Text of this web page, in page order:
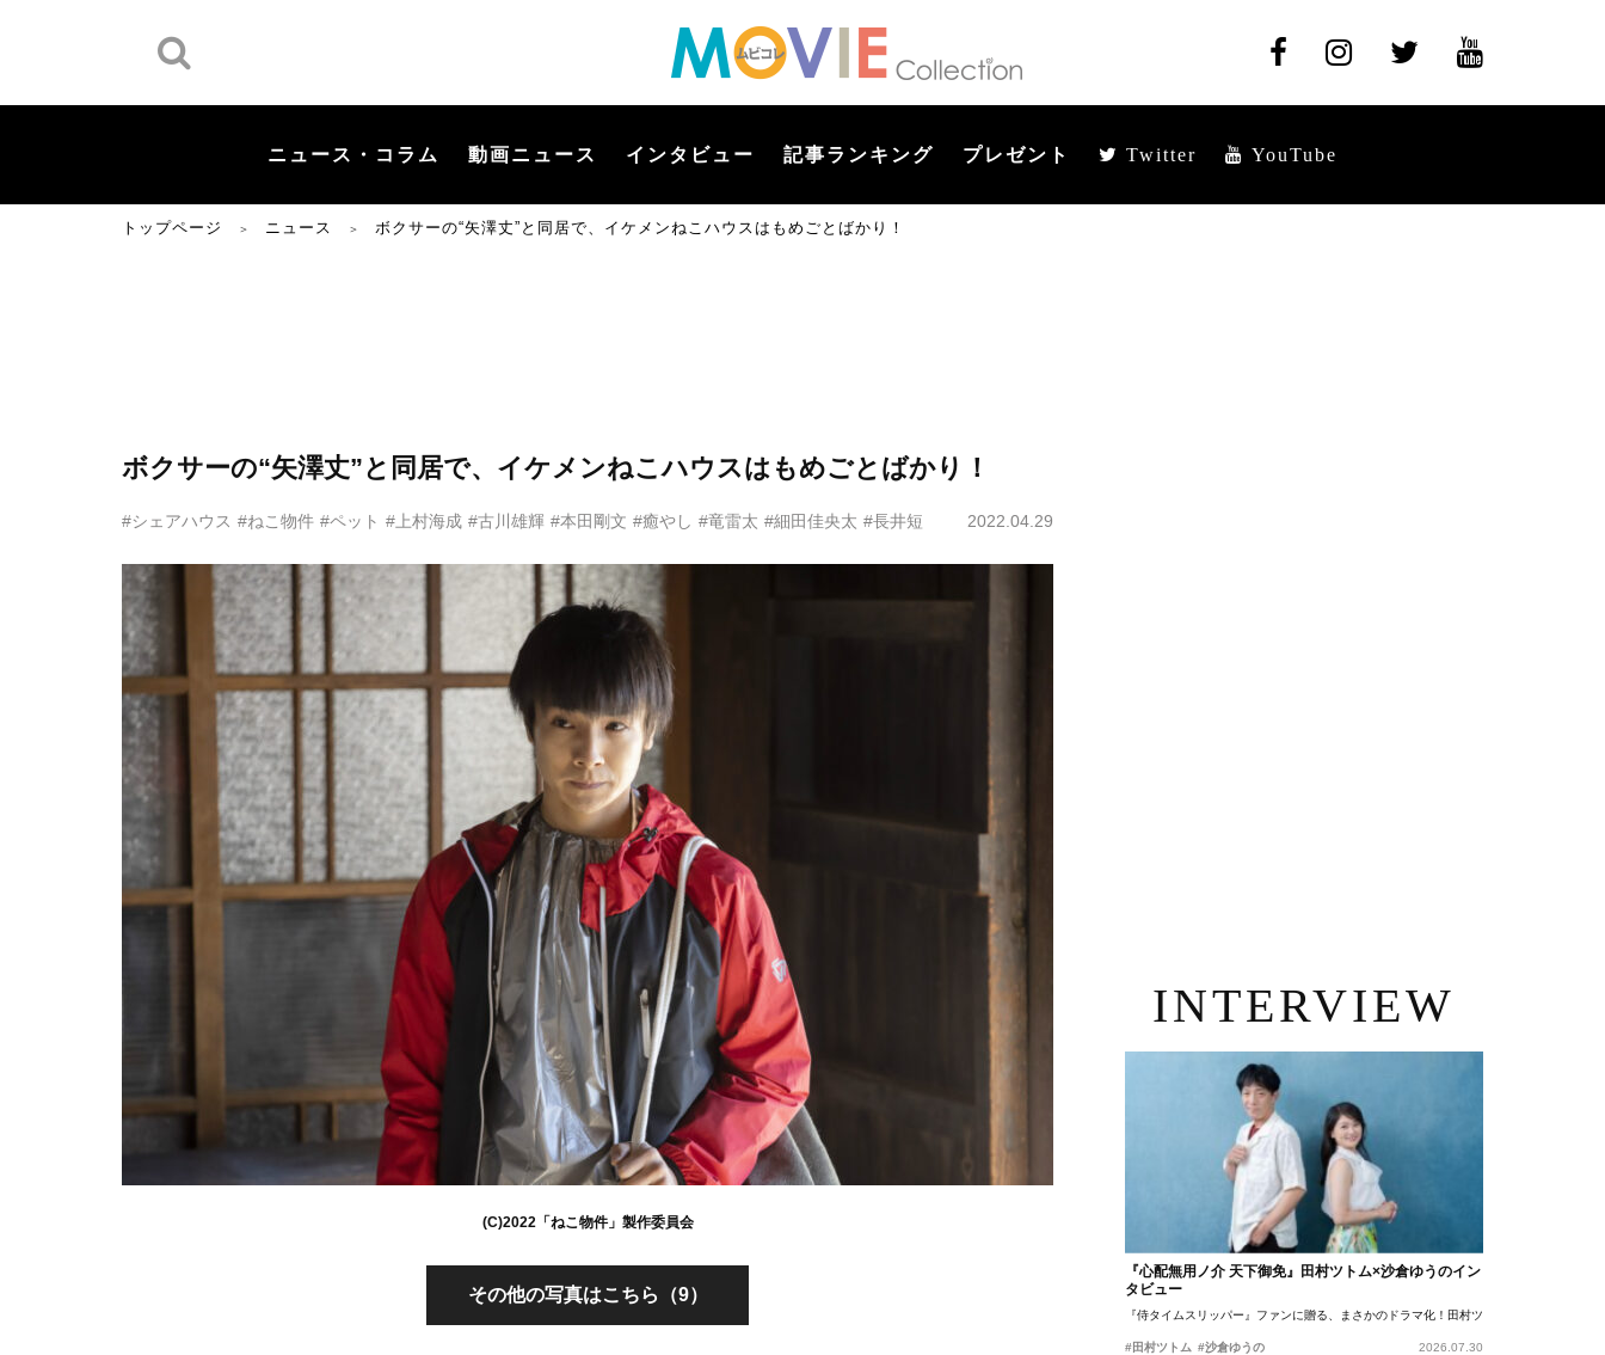
ニュース・コラム 動画ニュース インタビュー 記事ランキング プレゼント Twitter YouTube
トップページ ＞ ニュース ＞ ボクサーの“矢澤丈”と同居で、イケメンねこハウスはもめごとばかり！
ボクサーの“矢澤丈”と同居で、イケメンねこハウスはもめごとばかり！
#シェアハウス #ねこ物件 #ペット #上村海成 #古川雄輝 #本田剛文 #癒やし #竜雷太 #細田佳央太 #長井短 2022.04.29
(C)2022「ねこ物件」製作委員会
その他の写真はこちら（9）
INTERVIEW
『心配無用ノ介 天下御免』田村ツトム×沙倉ゆうのイン
タビュー
『侍タイムスリッパー』ファンに贈る、まさかのドラマ化！田村ツトム×沙倉ゆうのが語
#田村ツトム #沙倉ゆうの 2026.07.30